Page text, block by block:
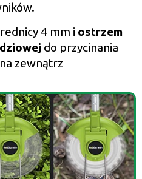
4 mm i ostrzem
do przycinania
zewnątrz